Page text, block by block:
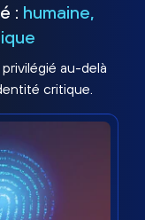
: humaine,
au-delà
critique.